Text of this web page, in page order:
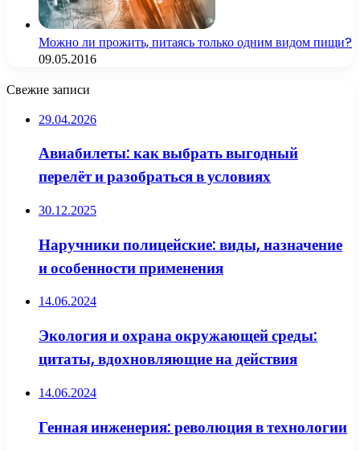
Можно ли прожить, питаясь только одним видом пищи?
09.05.2016
Свежие записи
29.04.2026
Авиабилеты: как выбрать выгодный
перелёт и разобраться в условиях
30.12.2025
Наручники полицейские: виды, назначение
и особенности применения
14.06.2024
Экология и охрана окружающей среды:
цитаты, вдохновляющие на действия
14.06.2024
Генная инженерия: революция в технологии